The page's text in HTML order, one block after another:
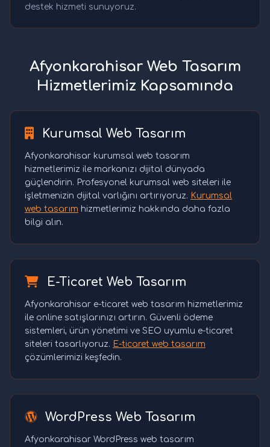
destek hizmeti sunuyoruz.
Afyonkarahisar Web Tasarım
Hizmetlerimiz Kapsamında
Kurumsal Web Tasarım
Afyonkarahisar kurumsal web tasarım
hizmetlerimiz ile markanızı dijital dünyada
güçlendirin. Profesyonel kurumsal web siteleri ile
işletmenizin dijital varlığını artırıyoruz. Kurumsal
web tasarım hizmetlerimiz hakkında daha fazla
bilgi alın.
E-Ticaret Web Tasarım
Afyonkarahisar e-ticaret web tasarım hizmetlerimiz
ile online satışlarınızı artırın. Güvenli ödeme
sistemleri, ürün yönetimi ve SEO uyumlu e-ticaret
siteleri tasarlıyoruz. E-ticaret web tasarım
çözümlerimizi keşfedin.
WordPress Web Tasarım
Afyonkarahisar WordPress web tasarım